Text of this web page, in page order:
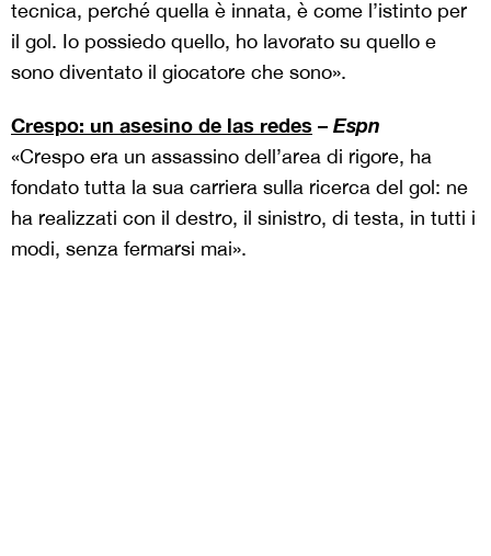
tecnica, perché quella è innata, è come l’istinto per
il gol. Io possiedo quello, ho lavorato su quello e
sono diventato il giocatore che sono».
Crespo: un asesino de las redes – Espn
«Crespo era un assassino dell’area di rigore, ha
fondato tutta la sua carriera sulla ricerca del gol: ne
ha realizzati con il destro, il sinistro, di testa, in tutti i
modi, senza fermarsi mai».